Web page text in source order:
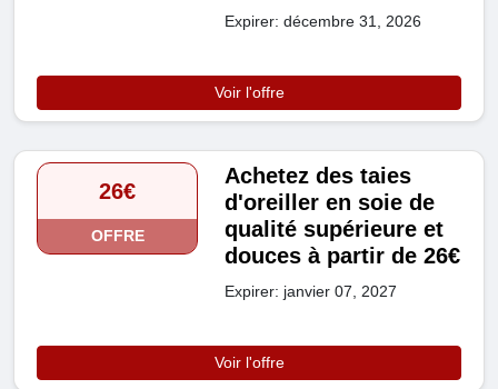
Expirer: décembre 31, 2026
Voir l'offre
26€
OFFRE
Achetez des taies
d'oreiller en soie de
qualité supérieure et
douces à partir de 26€
Expirer: janvier 07, 2027
Voir l'offre